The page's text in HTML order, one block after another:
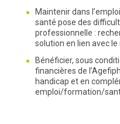
Maintenir dans
santé pose des
professionnelle :
solution en lien avec le
Bénéficier, sous
financières de
handicap et en
emploi/formation/